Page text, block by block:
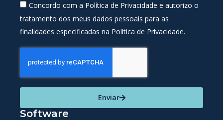
Concordo com a Política de Privacidade e autorizo o
tratamento dos meus dados pessoais para as
finalidades especificadas na Política de Privacidade.
Enviar
Software